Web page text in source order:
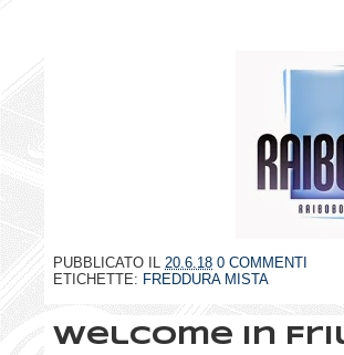
PUBBLICATO IL 20.6.18 0 COMMENTI
ETICHETTE: FREDDURA MISTA
Welcome in